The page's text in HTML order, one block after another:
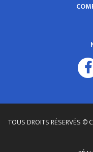
TOUS DROITS RÉSERVÉS ©